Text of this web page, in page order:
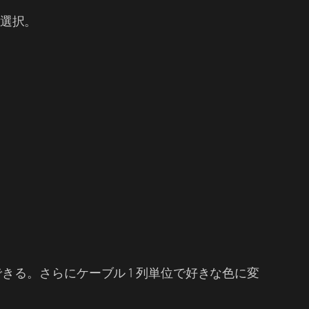
択。
る。さらにケーブル 1 列単位で好きな色に変